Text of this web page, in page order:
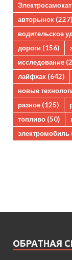
Электросамокат
авторынок (227)
водительское
дороги (156)
исследование
лайфхак (642)
новые
разное (125)
топливо (50)
электромобиль
ОБРАТНАЯ